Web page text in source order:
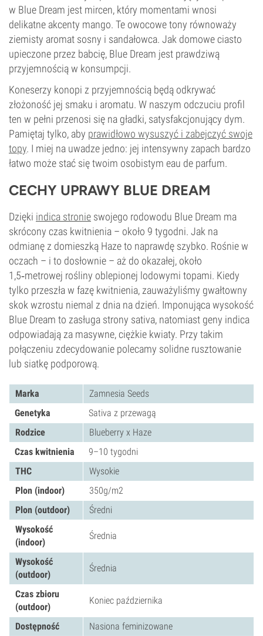
w Blue Dream jest mircen, który momentami wnosi
delikatne akcenty mango. Te owocowe tony równoważy
ziemisty aromat sosny i sandałowca. Jak domowe ciasto
upieczone przez babcię, Blue Dream jest prawdziwą
przyjemnością w konsumpcji.
Koneserzy konopi z przyjemnością będą odkrywać
złożoność jej smaku i aromatu. W naszym odczuciu profil
ten w pełni przenosi się na gładki, satysfakcjonujący dym.
Pamiętaj tylko, aby prawidłowo wysuszyć i zabejczyć swoje
topy. I miej na uwadze jedno: jej intensywny zapach bardzo
łatwo może stać się twoim osobistym eau de parfum.
CECHY UPRAWY BLUE DREAM
Dzięki indica stronie swojego rodowodu Blue Dream ma
skrócony czas kwitnienia – około 9 tygodni. Jak na
odmianę z domieszką Haze to naprawdę szybko. Rośnie w
oczach – i to dosłownie – aż do okazałej, około
1,5‑metrowej rośliny oblepionej lodowymi topami. Kiedy
tylko przeszła w fazę kwitnienia, zauważyliśmy gwałtowny
skok wzrostu niemal z dnia na dzień. Imponująca wysokość
Blue Dream to zasługa strony sativa, natomiast geny indica
odpowiadają za masywne, ciężkie kwiaty. Przy takim
połączeniu zdecydowanie polecamy solidne rusztowanie
lub siatkę podporową.
Marka
Zamnesia Seeds
Genetyka
Sativa z przewagą
Rodzice
Blueberry x Haze
Czas kwitnienia
9–10 tygodni
THC
Wysokie
Plon (indoor)
350g/m2
Plon (outdoor)
Średni
Wysokość
(indoor)
Średnia
Wysokość
(outdoor)
Średnia
Czas zbioru
(outdoor)
Koniec października
Dostępność Nasiona feminizowane